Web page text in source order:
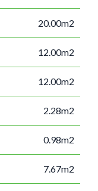
20.00m2
12.00m2
12.00m2
2.28m2
0.98m2
7.67m2